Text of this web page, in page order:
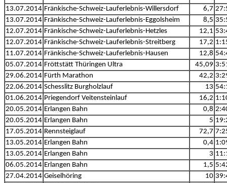
13.07.2014 Fränkische-Schweiz-Lauferlebnis-Willersdorf 6,7
13.07.2014 Fränkische-Schweiz-Lauferlebnis-Eggolsheim 8,5
12.07.2014 Fränkische-Schweiz-Lauferlebnis-Hetzles 12,1
12.07.2014 Fränkische-Schweiz-Lauferlebnis-Streitberg 17,2
11.07.2014 Fränkische-Schweiz-Lauferlebnis-Hausen 12,8
05.07.2014 Fröttstätt Thüringen Ultra 45,09
29.06.2014 Fürth Marathon 42,2
22.06.2014 Schesslitz Burgholzlauf 13
01.06.2014 Priegendorf Veitensteinlauf 16,2
20.05.2014 Erlangen Bahn 0,8
20.05.2014 Erlangen Bahn 5
17.05.2014 Rennsteiglauf 72,7
13.05.2014 Erlangen Bahn 0,4
13.05.2014 Erlangen Bahn 3
06.05.2014 Erlangen Bahn 1,5
27.04.2014 Geiselhöring 10